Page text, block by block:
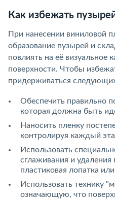
Как избежать
При нанесении виниловой
образование пузырей и
повлиять на её визуальное
поверхности. Чтобы
придерживаться
Обеспечить правильно
которая должна быть
Наносить пленку
контролируя каждый
Использовать
сглаживания и удаления
пластиковая лопатка
Использовать технику
означающую, что